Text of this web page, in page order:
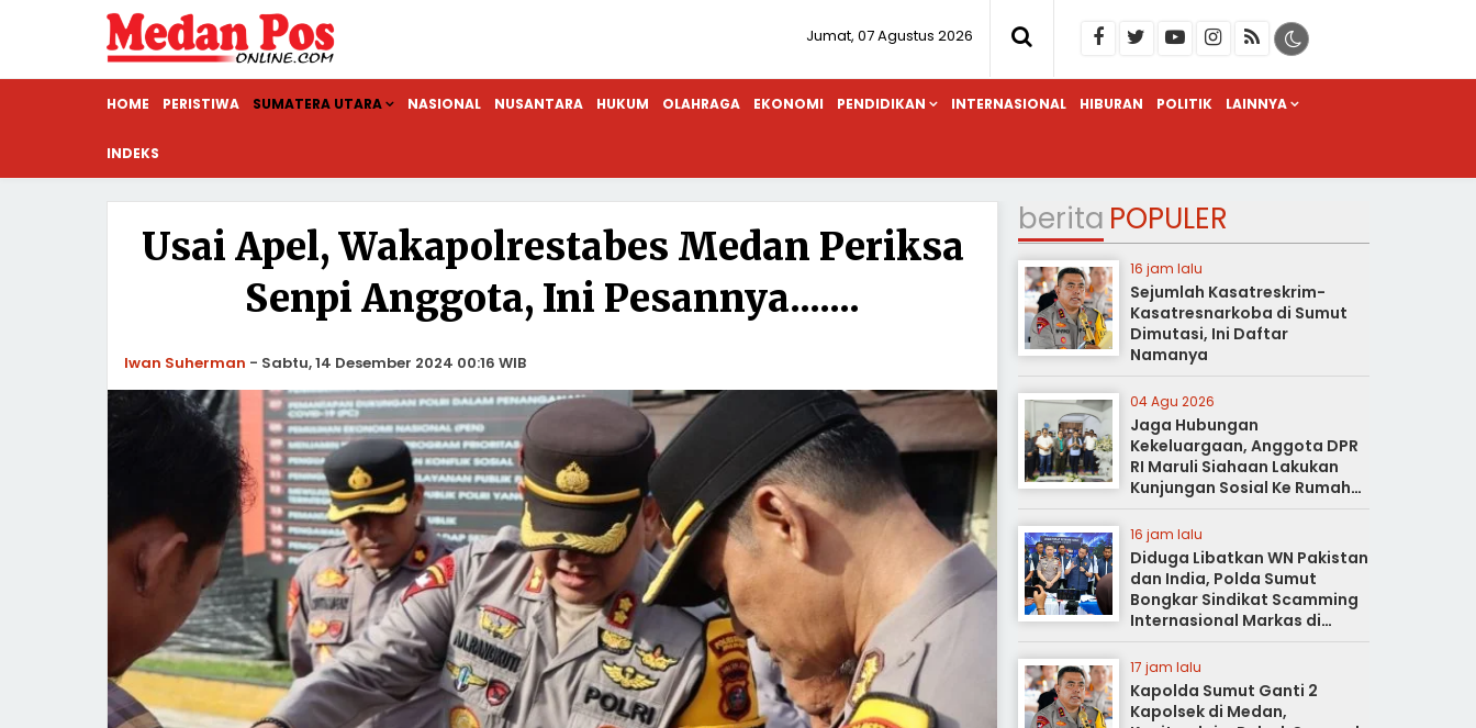
Jumat, 07 Agustus 2026
HOME PERISTIWA SUMATERA UTARA NASIONAL NUSANTARA HUKUM OLAHRAGA EKONOMI PENDIDIKAN INTERNASIONAL HIBURAN POLITIK LAINNYA
INDEKS
Usai Apel, Wakapolrestabes Medan Periksa
Senpi Anggota, Ini Pesannya.......
Iwan Suherman - Sabtu, 14 Desember 2024 00:16 WIB
berita POPULER
16 jam lalu
Sejumlah Kasatreskrim-
Kasatresnarkoba di Sumut
Dimutasi, Ini Daftar
Namanya
04 Agu 2026
Jaga Hubungan
Kekeluargaan, Anggota DPR
RI Maruli Siahaan Lakukan
Kunjungan Sosial Ke Rumah
Duka
16 jam lalu
Diduga Libatkan WN Pakistan
dan India, Polda Sumut
Bongkar Sindikat Scamming
Internasional Markas di
Apartemen Podomoro
17 jam lalu
Kapolda Sumut Ganti 2
Kapolsek di Medan,